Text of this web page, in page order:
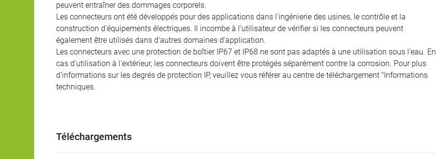
peuvent entraîner des dommages corporels.
Les connecteurs ont été développés pour des applications dans l'ingénierie des usines, le contrôle et la
construction d'équipements électriques. Il incombe à l'utilisateur de vérifier si les connecteurs peuvent
également être utilisés dans d'autres domaines d'application.
Les connecteurs avec une protection de boîtier IP67 et IP68 ne sont pas adaptés à une utilisation sous l'eau. En
cas d'utilisation à l'extérieur, les connecteurs doivent être protégés séparément contre la corrosion. Pour plus
d'informations sur les degrés de protection IP, veuillez vous référer au centre de téléchargement "Informations
techniques.
Téléchargements